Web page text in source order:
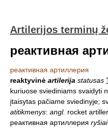
Artilerijos terminų
реактивная
реактивная артиллерия
reaktyvinė artilerija statusas
kuriuose sviediniams svaidyti
įtaisytas pačiame sviedinyje;
atitikmenys: angl. rocket
реактивная артиллерия ryšiai